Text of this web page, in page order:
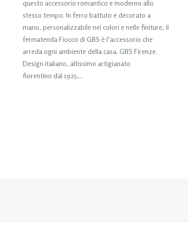
questo accessorio romantico e moderno allo
stesso tempo. In ferro battuto e decorato a
mano, personalizzabile nei colori e nelle finiture, il
fermatenda Fiocco di GBS è l’accessorio che
arreda ogni ambiente della casa. GBS Firenze.
Design italiano, altissimo artigianato
fiorentino dal 1925….